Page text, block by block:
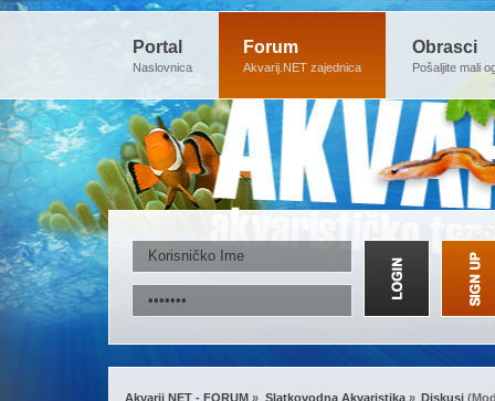
Portal
Naslovnica
Forum
Akvarij.NET zajednica
Obrasci
Pošaljite mali
Akvarij NET - FORUM » Slatkovodna Akvaristika» Diskusi